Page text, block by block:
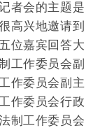
者会的主题是
高兴地邀请到
位嘉宾回答大
工作委员会副
作委员会副主
作委员会行政
制工作委员会